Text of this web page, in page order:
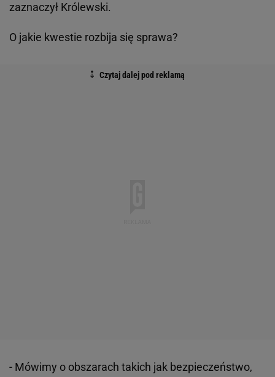
zaznaczył Królewski.
O jakie kwestie rozbija się sprawa?
- Mówimy o obszarach takich jak bezpieczeństwo,